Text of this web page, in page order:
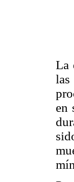
La
las
en